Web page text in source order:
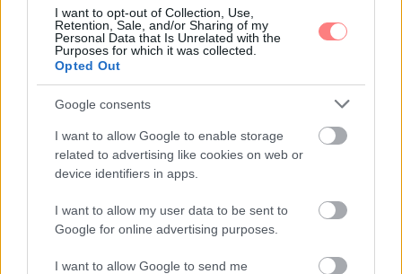
I want to opt-out of Collection, Use,
Retention, Sale, and/or Sharing of my
Personal Data that Is Unrelated with the
Purposes for which it was collected.
Opted Out
Google consents
I want to allow Google to enable storage
related to advertising like cookies on web or
device identifiers in apps.
I want to allow my user data to be sent to
Google for online advertising purposes.
I want to allow Google to send me
A világ változik, a szerelem örök. Azonban van valami
közös, kortól függetlenül, a szerelmespárokban:
szeretnék levenni egymást a lábukról. Ehhez kaphatunk
tippeket 1938-ból.